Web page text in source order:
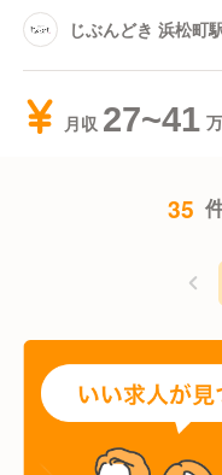
じぶんどき 浜松町
月収 27~41
35